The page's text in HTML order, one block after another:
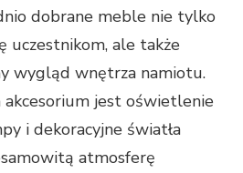
dobrane meble nie tylko
uczestnikom, ale także
wygląd wnętrza namiotu.
jest oświetlenie
i dekoracyjne światła
atmosferę